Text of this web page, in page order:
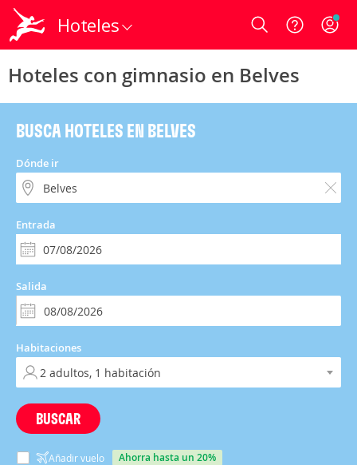
Hoteles Login
Hoteles con gimnasio en Belves
BUSCA HOTELES EN BELVES
Dónde ir
Entrada
Salida
Habitaciones
BUSCAR
Añadir vuelo ahorra hasta un 20%